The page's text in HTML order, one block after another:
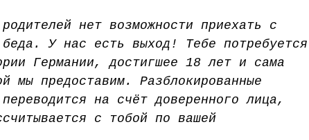
нет возможности приехать с
У нас есть выход! Тебе потребуется
Германии, достигшее 18 лет и сама
мы предоставим. Разблокированные
на счёт доверенного лица,
с тобой по вашей